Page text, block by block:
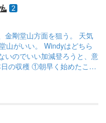
2
Windyはどちら